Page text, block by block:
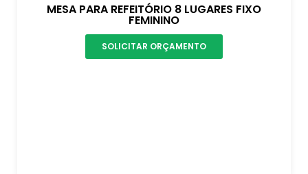
MESA PARA REFEITÓRIO 8 LUGARES FIXO
FEMININO
SOLICITAR ORÇAMENTO